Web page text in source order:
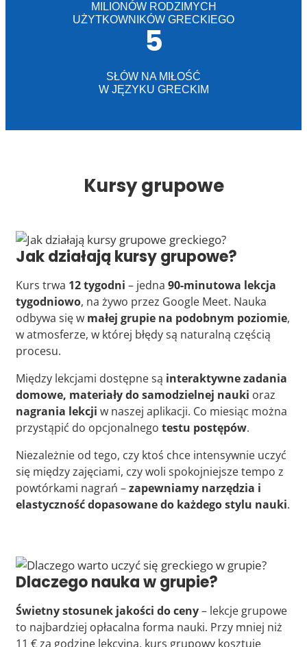
MILIONÓW RODZIMYCH
UŻYTKOWNIKÓW GRECKIEGO
5
SŁÓW NA MIŁOŚĆ
W JĘZYKU GRECKIM
Kursy grupowe
Jak działają kursy grupowe?
Kurs trwa 12 tygodni – jedna 90-minutowa lekcja
tygodniowo, na żywo przez Google Meet. Nauka
odbywa się w małej grupie na podobnym poziomie,
w atmosferze, w której błędy są naturalną częścią
procesu.
Między lekcjami dostępne są interaktywne zadania
domowe, materiały do samodzielnej nauki oraz
nagrania lekcji w naszej aplikacji. Co miesiąc można
przystąpić do opcjonalnego testu postępów.
Niezależnie od tego, czy ktoś chce intensywnie uczyć
się między zajęciami, czy woli spokojniejsze tempo z
powtórkami nagrań –zapewniamy narzędzia i
elastyczność dopasowane do każdego stylu nauki.
Dlaczego nauka w grupie?
Świetny stosunek jakości do ceny– lekcje grupowe
to najbardziej opłacalna forma nauki. Przy mniej niż
11 € za godzinę lekcyjną, kurs grupowy kosztuje